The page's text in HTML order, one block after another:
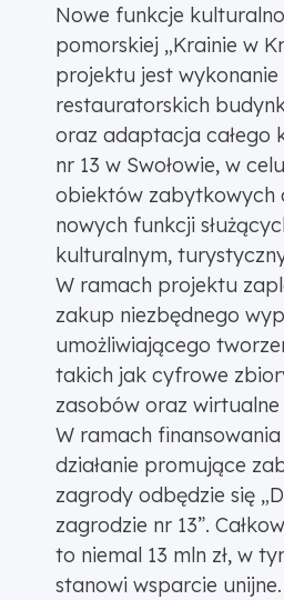
Nowe funkcje
pomorskiej „Krainie w
projektu jest
restauratorskich
oraz adaptacja całego
nr 13 w Swołowie, w
obiektów zabytkowych
nowych funkcji
kulturalnym,
W ramach projektu
zakup niezbędnego
umożliwiającego
takich jak cyfrowe
zasobów oraz
W ramach
działanie promujące
zagrody odbędzie się
zagrodzie nr 13”.
to niemal 13 mln zł, w
stanowi wsparcie